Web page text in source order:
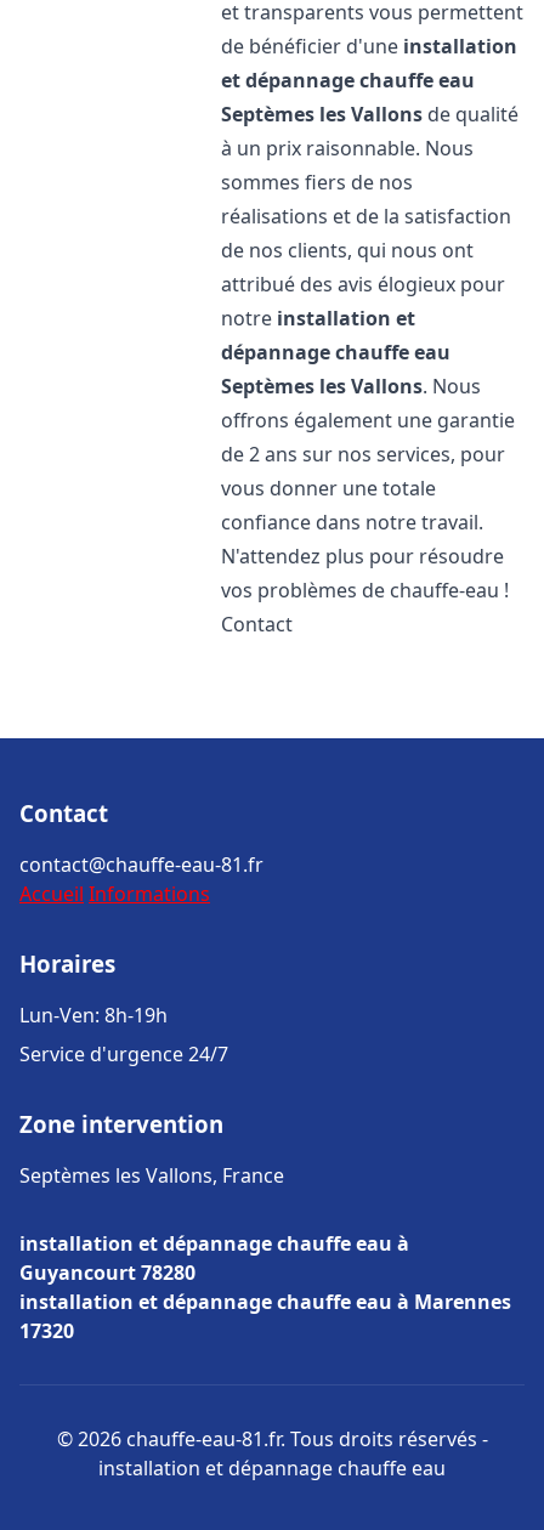
et transparents vous permettent
de bénéficier d'une installation
et dépannage chauffe eau
Septèmes les Vallons de qualité
à un prix raisonnable. Nous
sommes fiers de nos
réalisations et de la satisfaction
de nos clients, qui nous ont
attribué des avis élogieux pour
notre installation et
dépannage chauffe eau
Septèmes les Vallons. Nous
offrons également une garantie
de 2 ans sur nos services, pour
vous donner une totale
confiance dans notre travail.
N'attendez plus pour résoudre
vos problèmes de chauffe-eau !
Contact
Contact
contact@chauffe-eau-81.fr
Accueil Informations
Horaires
Lun-Ven: 8h-19h
Service d'urgence 24/7
Zone intervention
Septèmes les Vallons, France
installation et dépannage chauffe eau à
Guyancourt 78280
installation et dépannage chauffe eau à Marennes
17320
© 2026 chauffe-eau-81.fr. Tous droits réservés -
installation et dépannage chauffe eau